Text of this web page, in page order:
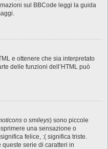
sul BBCode leggi la guida
e ottenere che sia interpretato
delle funzioni dell’HTML può
o smileys) sono piccole
una sensazione o
felice, :( significa triste.
queste serie di caratteri in